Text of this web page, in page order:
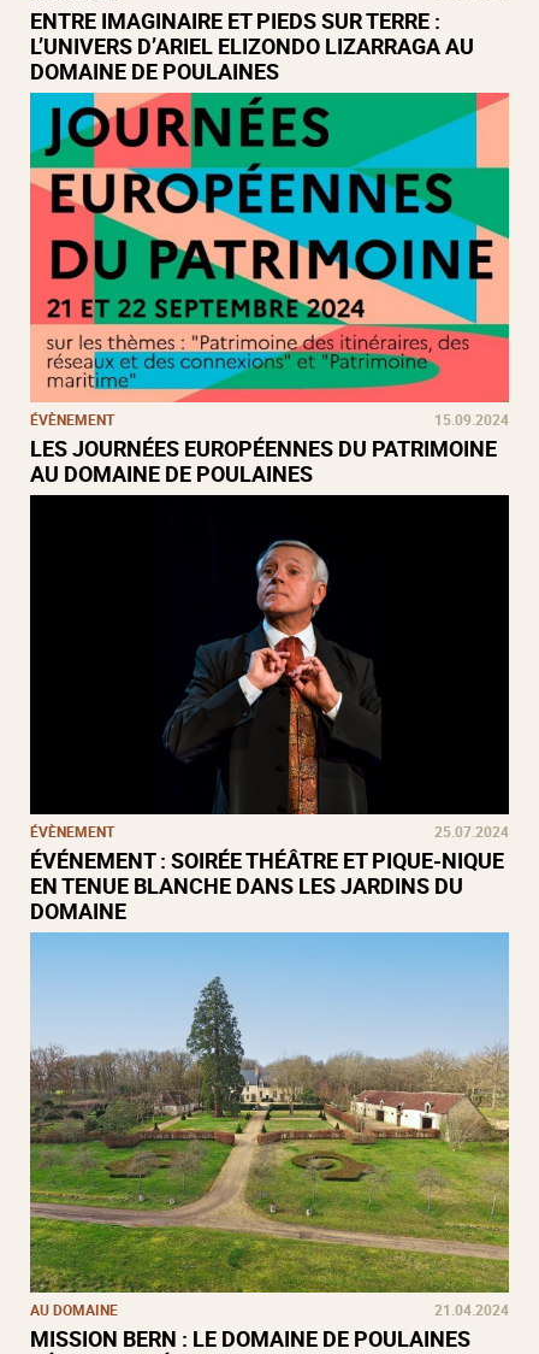
ENTRE IMAGINAIRE ET PIEDS SUR TERRE :
L’UNIVERS D’ARIEL ELIZONDO LIZARRAGA AU
DOMAINE DE POULAINES
ÉVÈNEMENT 15.09.2024
LES JOURNÉES EUROPÉENNES DU PATRIMOINE
AU DOMAINE DE POULAINES
ÉVÈNEMENT 25.07.2024
ÉVÉNEMENT : SOIRÉE THÉÂTRE ET PIQUE-NIQUE
EN TENUE BLANCHE DANS LES JARDINS DU
DOMAINE
AU DOMAINE 21.04.2024
MISSION BERN : LE DOMAINE DE POULAINES